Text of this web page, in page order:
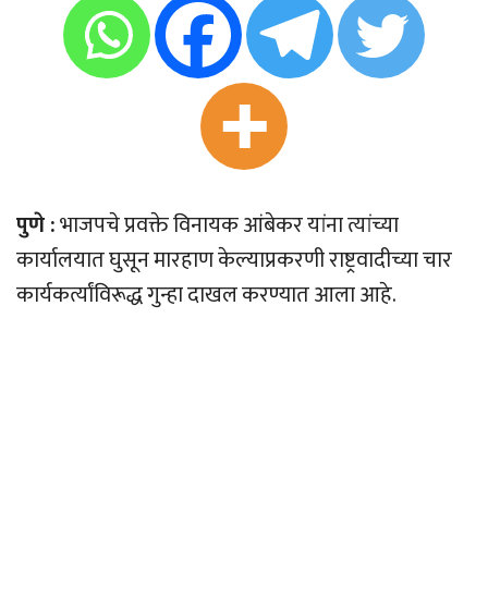
पुणे :भाजपचे प्रवक्ते विनायक आंबेकर यांना त्यांच्या
कार्यालयात घुसून मारहाण केल्याप्रकरणी राष्ट्रवादीच्या चार
कार्यकर्त्यांविरूद्ध गुन्हा दाखल करण्यात आला आहे.